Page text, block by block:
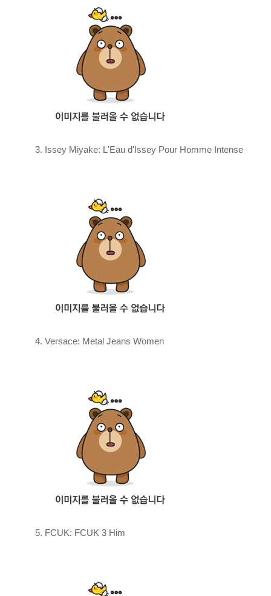
3. Issey Miyake: L'Eau d'Issey Pour Homme Intense
4. Versace: Metal Jeans Women
5. FCUK: FCUK 3 Him